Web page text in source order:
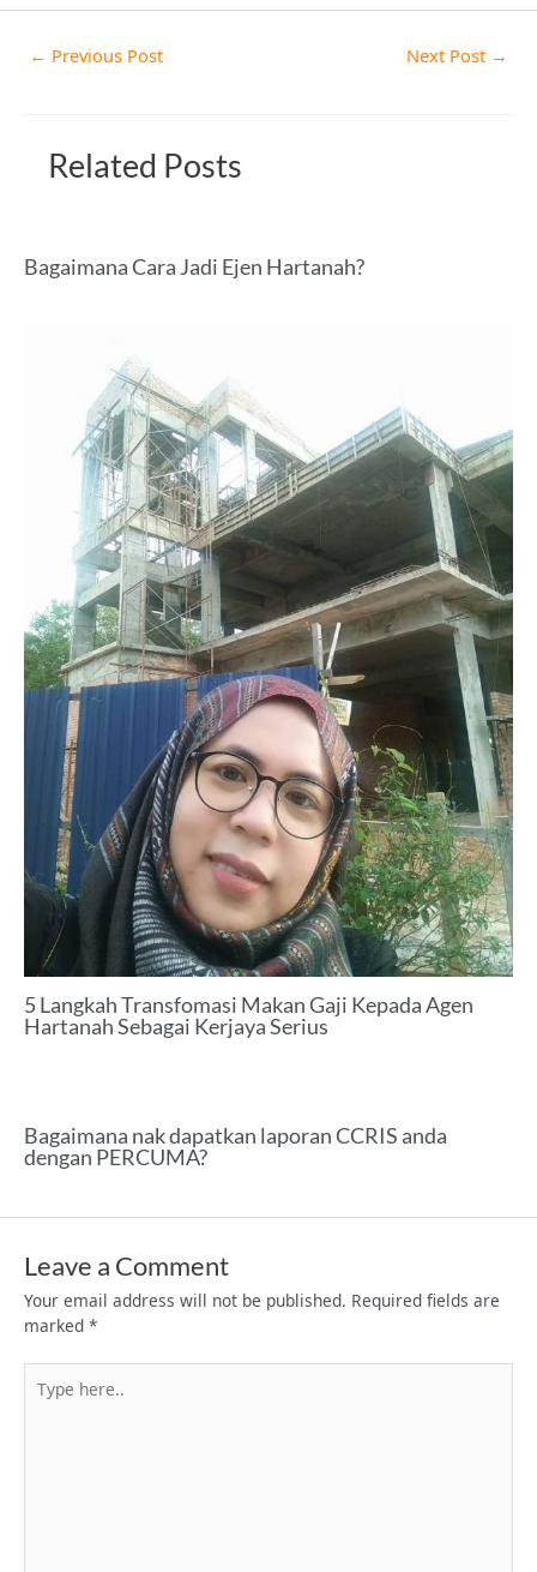
← Previous Post Next Post →
Related Posts
Bagaimana Cara Jadi Ejen Hartanah?
5 Langkah Transfomasi Makan Gaji Kepada Agen
Hartanah Sebagai Kerjaya Serius
Bagaimana nak dapatkan laporan CCRIS anda
dengan PERCUMA?
Leave a Comment
Your email address will not be published. Required fields are
marked *
here..